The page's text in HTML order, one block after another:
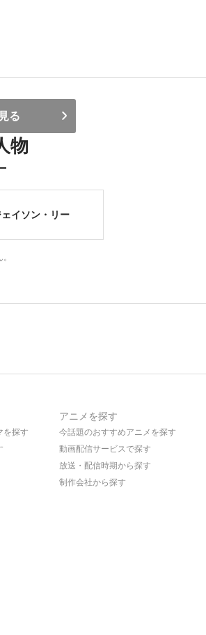
る
物
イソン・リー
を探す
アニメを探す
今話題のおすすめアニメを探す
動画配信サービスで探す
放送・配信時期から探す
制作会社から探す